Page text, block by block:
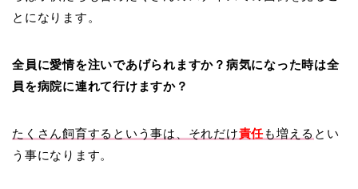
とになります。
全員に愛情を注いであげられますか？病気になった時は全
員を病院に連れて行けますか？
たくさん飼育するという事は、それだけ責任も増える とい
う事になります。